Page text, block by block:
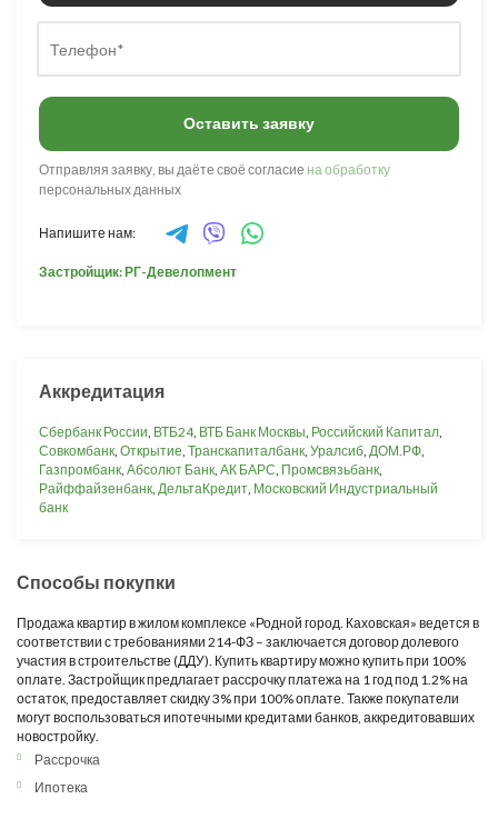
Оставить заявку
Отправляя заявку, вы даёте своё согласие на обработку
персональных данных
Напишите нам:
Застройщик: РГ-Девелопмент
Аккредитация
Сбербанк России, ВТБ24, ВТБ Банк Москвы, Российский Капитал,
Совкомбанк, Открытие, Транскапиталбанк, Уралсиб, ДОМ.РФ,
Газпромбанк, Абсолют Банк, АК БАРС, Промсвязьбанк,
Райффайзенбанк, ДельтаКредит, Московский Индустриальный
банк
Способы покупки
Продажа квартир в жилом комплексе «Родной город. Каховская» ведется в
соответствии с требованиями 214-ФЗ – заключается договор долевого
участия в строительстве (ДДУ). Купить квартиру можно купить при 100%
оплате. Застройщик предлагает рассрочку платежа на 1 год под 1.2% на
остаток, предоставляет скидку 3% при 100% оплате. Также покупатели
могут воспользоваться ипотечными кредитами банков, аккредитовавших
новостройку.
Рассрочка
Ипотека